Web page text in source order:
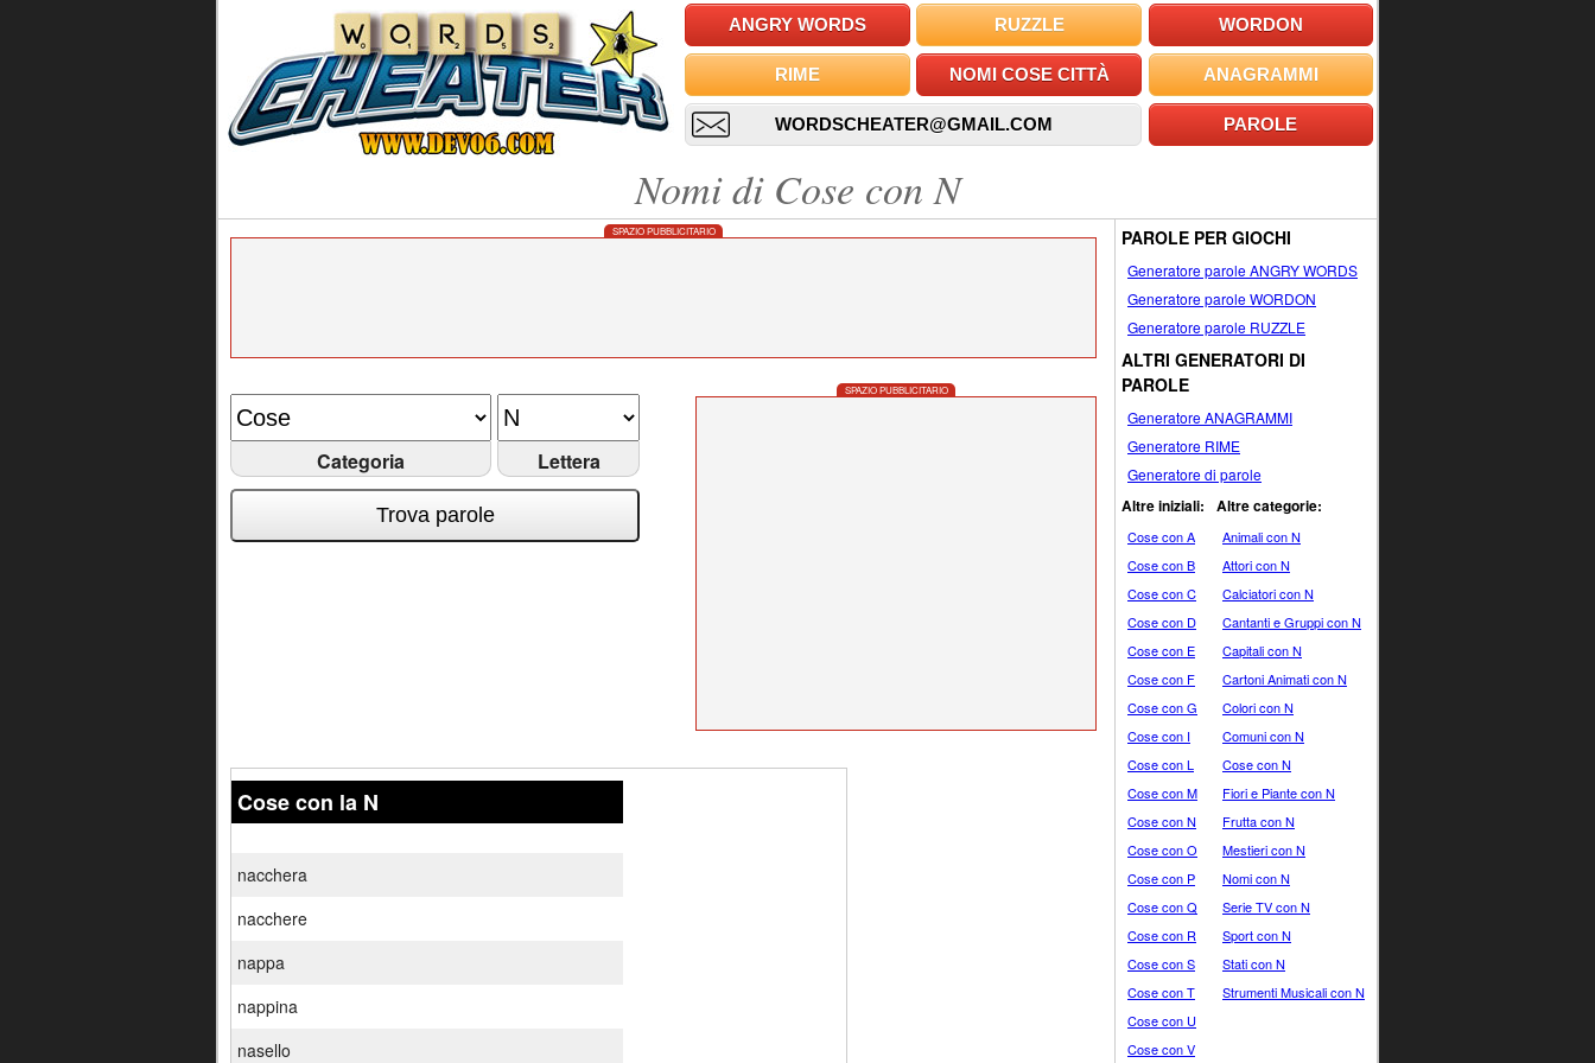
ANGRY WORDS RUZZLE WORDON
RIME NOMI COSE CITTÀ ANAGRAMMI
WORDSCHEATER@GMAIL.COM PAROLE
Nomi di Cose con N
SPAZIO PUBBLICITARIO
Categoria Lettera
Trova parole
SPAZIO PUBBLICITARIO
Cose con la N
nacchera
nacchere
nappa
nappina
nasello
PAROLE PER GIOCHI
Generatore parole ANGRY WORDS
Generatore parole WORDON
Generatore parole RUZZLE
ALTRI GENERATORI DI
PAROLE
Generatore ANAGRAMMI
Generatore RIME
Generatore di parole
Altre iniziali:
Cose con A
Cose con B
Cose con C
Cose con D
Cose con E
Cose con F
Cose con G
Cose con I
Cose con L
Cose con M
Cose con N
Cose con O
Cose con P
Cose con Q
Cose con R
Cose con S
Cose con T
Cose con U
Cose con V
Altre categorie:
Animali con N
Attori con N
Calciatori con N
Cantanti e Gruppi con N
Capitali con N
Cartoni Animati con N
Colori con N
Comuni con N
Cose con N
Fiori e Piante con N
Frutta con N
Mestieri con N
Nomi con N
Serie TV con N
Sport con N
Stati con N
Strumenti Musicali con N